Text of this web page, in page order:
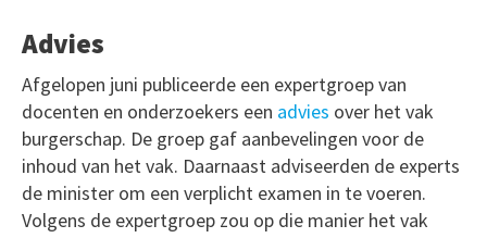
Advies
Afgelopen juni publiceerde een expertgroep van
docenten en onderzoekers een advies over het vak
burgerschap. De groep gaf aanbevelingen voor de
inhoud van het vak. Daarnaast adviseerden de experts
de minister om een verplicht examen in te voeren.
Volgens de expertgroep zou op die manier het vak